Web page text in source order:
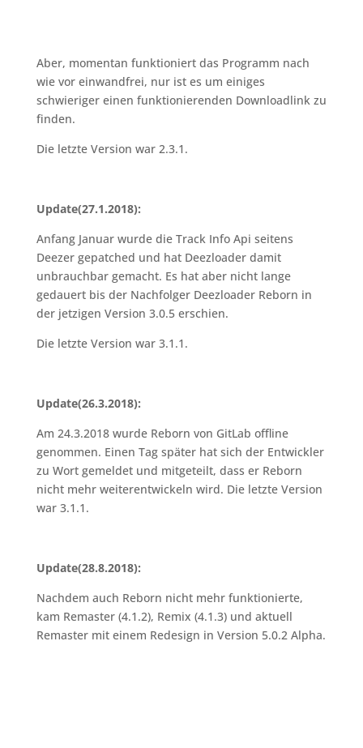
Aber, momentan funktioniert das Programm nach
wie vor einwandfrei, nur ist es um einiges
schwieriger einen funktionierenden Downloadlink zu
finden.
Die letzte Version war 2.3.1.
Update(27.1.2018):
Anfang Januar wurde die Track Info Api seitens
Deezer gepatched und hat Deezloader damit
unbrauchbar gemacht. Es hat aber nicht lange
gedauert bis der Nachfolger Deezloader Reborn in
der jetzigen Version 3.0.5 erschien.
Die letzte Version war 3.1.1.
Update(26.3.2018):
Am 24.3.2018 wurde Reborn von GitLab offline
genommen. Einen Tag später hat sich der Entwickler
zu Wort gemeldet und mitgeteilt, dass er Reborn
nicht mehr weiterentwickeln wird. Die letzte Version
war 3.1.1.
Update(28.8.2018):
Nachdem auch Reborn nicht mehr funktionierte,
kam Remaster (4.1.2), Remix (4.1.3) und aktuell
Remaster mit einem Redesign in Version 5.0.2 Alpha.